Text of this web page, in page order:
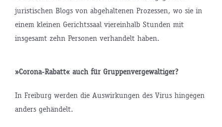
juristischen Blogs von abgehaltenen Prozessen, wo sie in
einem kleinen Gerichtssaal viereinhalb Stunden mit
insgesamt zehn Personen verhandelt haben.
»Corona-Rabatt« auch für Gruppenvergewaltiger?
In Freiburg werden die Auswirkungen des Virus hingegen
anders gehändelt.